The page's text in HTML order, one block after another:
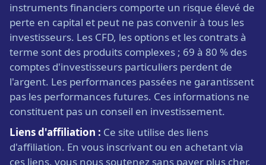
instruments financiers comporte un risque élevé de
perte en capital et peut ne pas convenir à tous les
investisseurs. Les CFD, les options et les contrats à
terme sont des produits complexes ; 69 à 80 % des
comptes d'investisseurs particuliers perdent de
l'argent. Les performances passées ne garantissent
pas les performances futures. Ces informations ne
constituent pas un conseil en investissement.
Liens d'affiliation : Ce site utilise des liens
d'affiliation. En vous inscrivant ou en achetant via
ces liens, vous nous soutenez sans payer plus cher.